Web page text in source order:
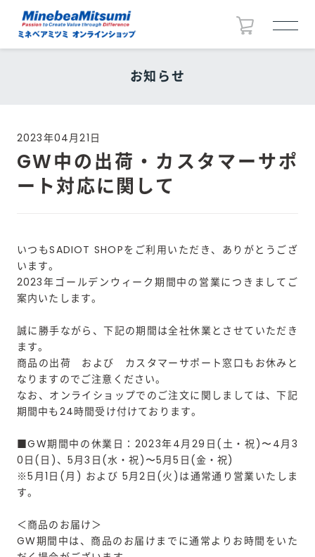
お知らせ
2023年04月21日
GW中の出荷・カスタマーサポ
ート対応に関して
いつもSADIOT SHOPをご利用いただき、ありがとうござ
います。
2023年ゴールデンウィーク期間中の営業につきましてご
案内いたします。
誠に勝手ながら、下記の期間は全社休業とさせていただき
ます。
商品の出荷 および カスタマーサポート窓口もお休みと
なりますのでご注意ください。
なお、オンライショップでのご注文に関しましては、下記
期間中も24時間受け付けております。
■GW期間中の休業日：2023年4月29日(土・祝)〜4月3
0日(日)、5月3日(水・祝)〜5月5日(金・祝)
※5月1日(月) および 5月2日(火)は通常通り営業いたしま
す。
＜商品のお届け＞
GW期間中は、商品のお届けまでに通常よりお時間をいた